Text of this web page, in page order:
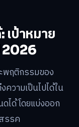
เป้าหมาย
2026
พฤติกรรมของ
ความเป็นไปได้ใน
ได้ โดยแบ่งออก
รรค